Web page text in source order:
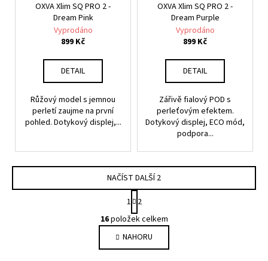
OXVA Xlim SQ PRO 2 -
Dream Pink
Vyprodáno
899 Kč
DETAIL
Růžový model s jemnou
perletí zaujme na první
pohled. Dotykový displej,...
OXVA Xlim SQ PRO 2 -
Dream Purple
Vyprodáno
899 Kč
DETAIL
Zářivě fialový POD s
perleťovým efektem.
Dotykový displej, ECO mód,
podpora...
O
v
l
á
NAČÍST DALŠÍ 2
S
t
r
á
n
k
1
2
16položek celkem
NAHORU